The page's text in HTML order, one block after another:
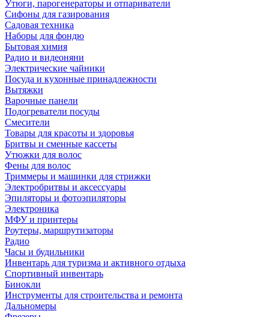
Утюги, парогенераторы и отпариватели
Сифоны для газирования
Садовая техника
Наборы для фондю
Бытовая химия
Радио и видеоняни
Электрические чайники
Посуда и кухонные принадлежности
Вытяжки
Варочные панели
Подогреватели посуды
Смесители
Товары для красоты и здоровья
Бритвы и сменные кассеты
Утюжки для волос
Фены для волос
Триммеры и машинки для стрижки
Электробритвы и аксессуары
Эпиляторы и фотоэпиляторы
Электроника
МФУ и принтеры
Роутеры, маршрутизаторы
Радио
Часы и будильники
Инвентарь для туризма и активного отдыха
Спортивный инвентарь
Бинокли
Инструменты для строительства и ремонта
Дальномеры